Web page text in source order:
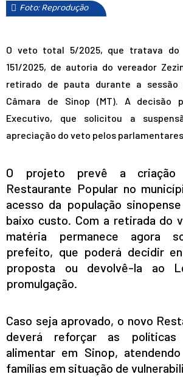
Foto: Reprodução
O veto total 5/2025, que tratava do
151/2025, de autoria do vereador
retirado de pauta durante a sessão
Câmara de Sinop (MT). A decisão
Executivo, que solicitou a
apreciação do veto pelos
O projeto prevê a
Restaurante Popular no
acesso da população
baixo custo. Com a retirada do
matéria permanece agora
prefeito, que poderá decidir
proposta ou devolvê-la ao
promulgação.
Caso seja aprovado, o novo
deverá reforçar as políticas
alimentar em Sinop,
famílias em situação de